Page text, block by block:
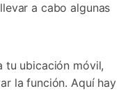
a cabo algunas
tu ubicación móvil,
la función. Aquí hay